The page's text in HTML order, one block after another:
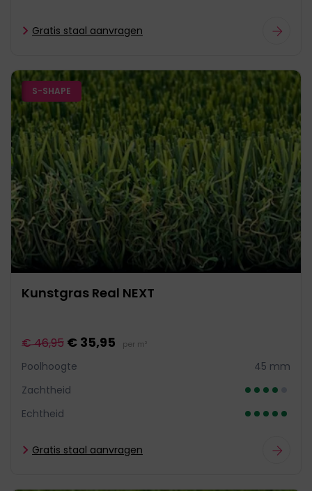
Gratis staal aanvragen
S-SHAPE
Kunstgras Real NEXT
€ 46,95 € 35,95 per m²
Poolhoogte
45 mm
Zachtheid
Echtheid
Gratis staal aanvragen